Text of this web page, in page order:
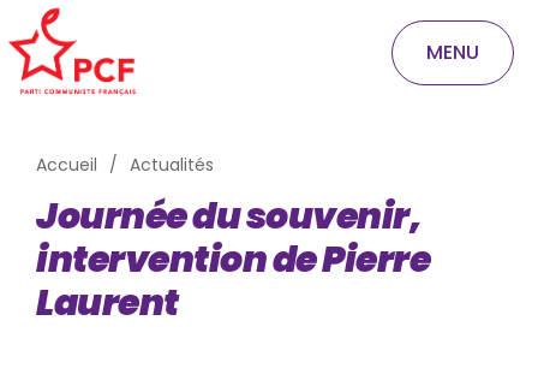
MENU
Accueil Actualités
Journée du souvenir,
intervention de Pierre
Laurent